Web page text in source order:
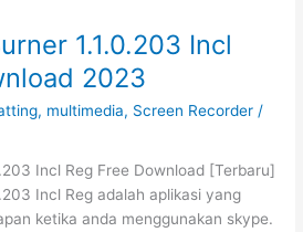
1.1.0.203 Incl
2023
, multimedia, Screen Recorder /
Incl Reg Free Download [Terbaru]
Incl Reg adalah aplikasi yang
ketika anda menggunakan skype.